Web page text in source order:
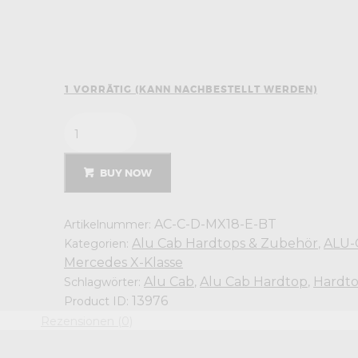
1 VORRÄTIG (KANN NACHBESTELLT WERDEN)
Cab
Hardtop
EXPLORER
Mercedes
Klasse
geriffelt
Menge
BUY NOW
Artikelnummer: AC-C-D-MX18-E-BT
Kategorien: Alu Cab Hardtops & Zubehör, ALU-
Mercedes X-Klasse
Schlagwörter: Alu Cab, Alu Cab Hardtop,
Product ID: 13976